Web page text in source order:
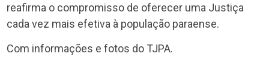
reafirma o compromisso de oferecer uma Justiça
cada vez mais efetiva à população paraense.
Com informações e fotos do TJPA.